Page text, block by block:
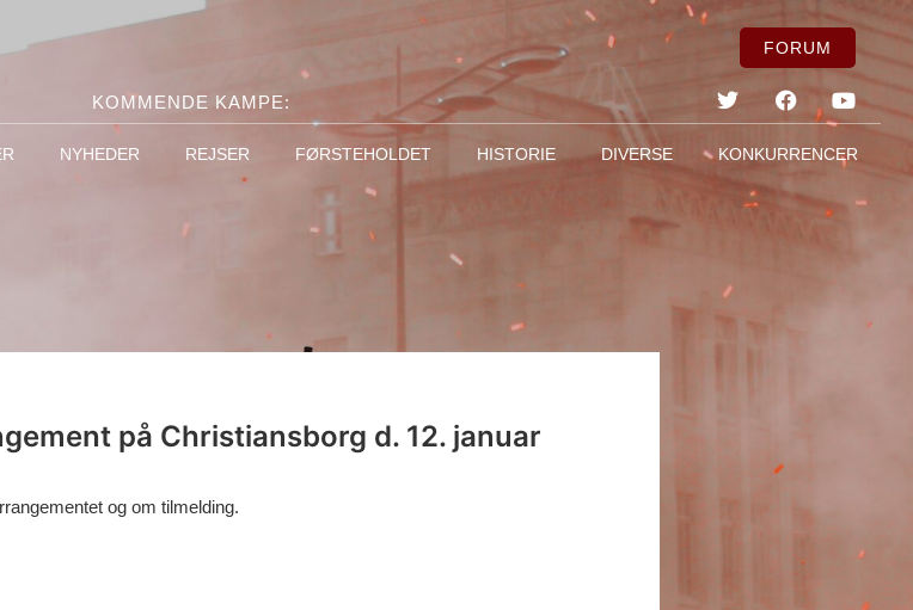
FORUM
KOMMENDE KAMPE:
NYHEDER REJSER FØRSTEHOLDET HISTORIE DIVERSE KONKURRENCER
på Christiansborg d. 12. januar
og om tilmelding.